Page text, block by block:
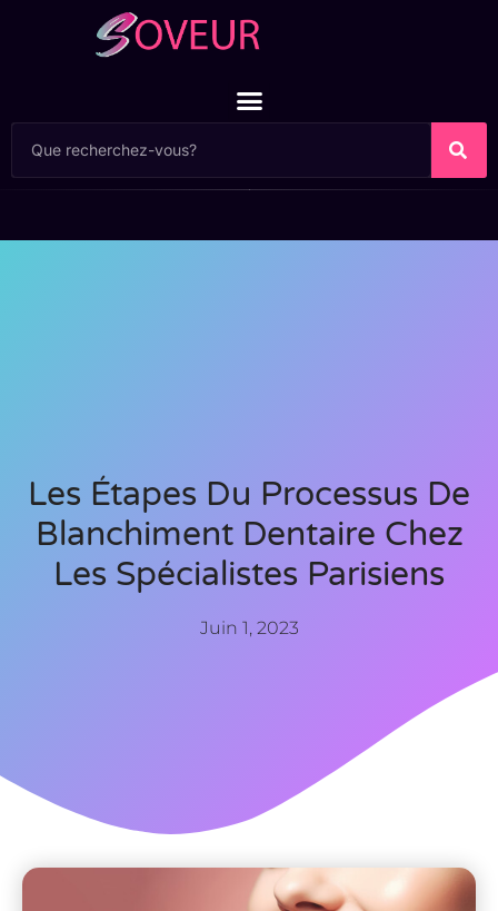
Les Étapes Du Processus De
Blanchiment Dentaire Chez
Les Spécialistes Parisiens
Juin 1, 2023